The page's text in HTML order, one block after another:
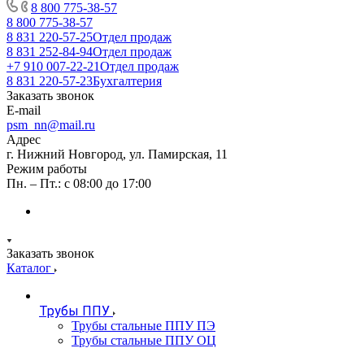
8 800 775-38-57
8 800 775-38-57
8 831 220-57-25Отдел продаж
8 831 252-84-94Отдел продаж
+7 910 007-22-21Отдел продаж
8 831 220-57-23Бухгалтерия
Заказать звонок
E-mail
psm_nn@mail.ru
Адрес
г. Нижний Новгород, ул. Памирская, 11
Режим работы
Пн. – Пт.: с 08:00 до 17:00
Заказать звонок
Каталог
Трубы ППУ
Трубы стальные ППУ ПЭ
Трубы стальные ППУ ОЦ